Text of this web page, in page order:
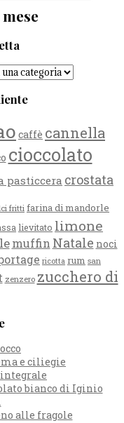
caffè cannella
cioccolato
pasticcera crostata
fritti farina di mandorle
lievitato limone
muffin Natale noci
ricotta rum san
zenzero zucchero di
e ciliegie
integrale
bianco di Iginio
alle fragole